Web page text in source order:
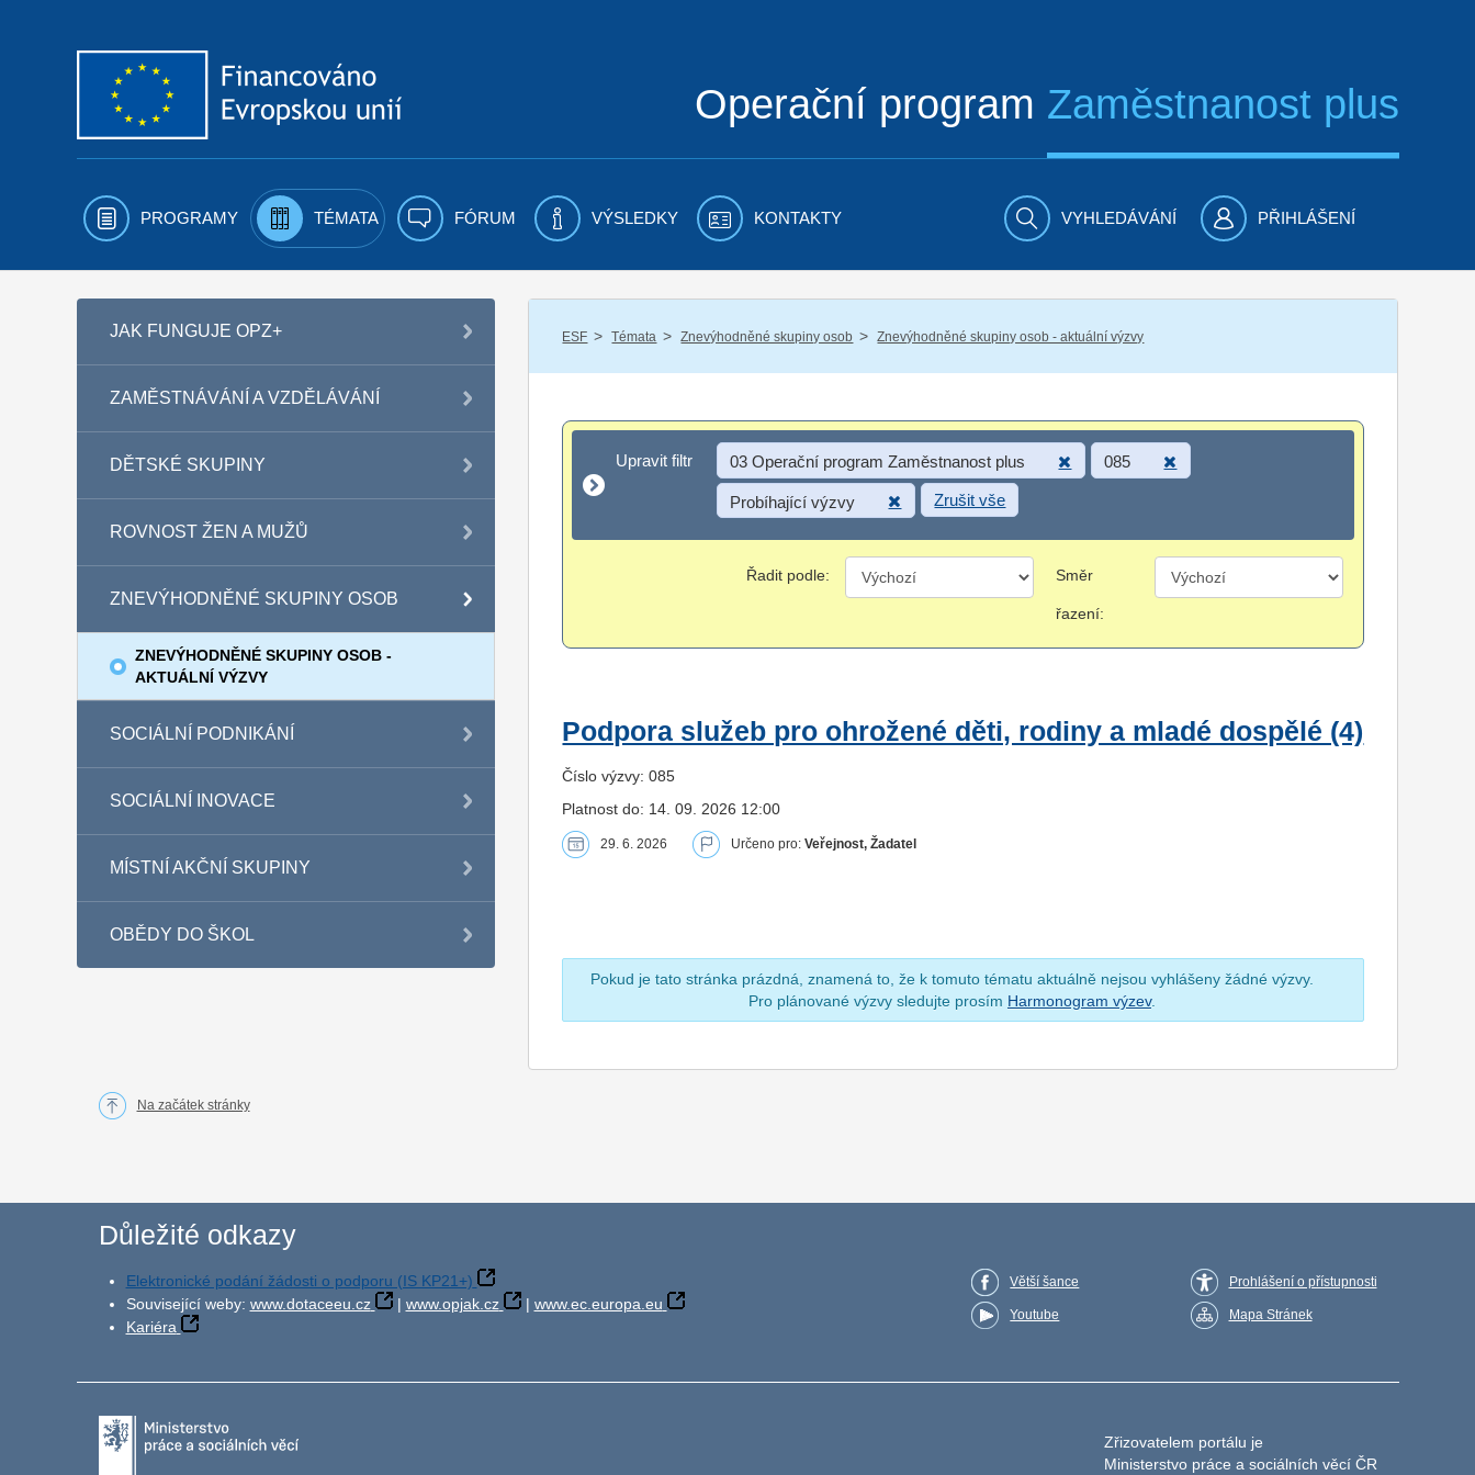
Operační program Zaměstnanost plus
PROGRAMY TÉMATA FÓRUM VÝSLEDKY KONTAKTY VYHLEDÁVÁNÍ PŘIHLÁŠENÍ
JAK FUNGUJE OPZ+
ZAMĚSTNÁVÁNÍ A VZDĚLÁVÁNÍ
DĚTSKÉ SKUPINY
ROVNOST ŽEN A MUŽŮ
ZNEVÝHODNĚNÉ SKUPINY OSOB
ZNEVÝHODNĚNÉ SKUPINY OSOB -
AKTUÁLNÍ VÝZVY
SOCIÁLNÍ PODNIKÁNÍ
SOCIÁLNÍ INOVACE
MÍSTNÍ AKČNÍ SKUPINY
OBĚDY DO ŠKOL
ESF / Témata / Znevýhodněné skupiny osob / Znevýhodněné skupiny osob - aktuální výzvy
Upravit filtr
Upravit filtr 03 Operační program Zaměstnanost plus 085
Probíhající výzvy Zrušit vše
Řadit podle: Směr
řazení:
Podpora služeb pro ohrožené děti, rodiny a mladé dospělé (4)
Číslo výzvy: 085
Platnost do: 14. 09. 2026 12:00
29. 6. 2026 Určeno pro:Veřejnost, Žadatel
Pokud je tato stránka prázdná, znamená to, že k tomuto tématu aktuálně nejsou vyhlášeny žádné výzvy.
Pro plánované výzvy sledujte prosím Harmonogram výzev.
Na začátek stránky
Důležité odkazy
Elektronické podání žádosti o podporu (IS KP21+)
Související weby: www.dotaceeu.cz | www.opjak.cz | www.ec.europa.eu
Kariéra
Větší šance
Youtube
Prohlášení o přístupnosti
Mapa Stránek
Zřizovatelem portálu je
Ministerstvo práce a sociálních věcí ČR